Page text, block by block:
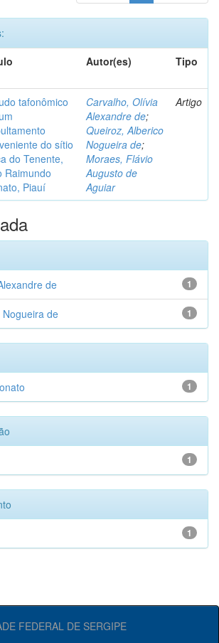
Autor(es) Tipo
tafonômico
do sítio
do Tenente,
Raimundo
Piauí
Carvalho, Olívia
Alexandre de;
Queiroz, Alberico
Nogueira de;
Moraes, Flávio
Augusto de
Aguiar
Artigo
1
de
1
de
1
1
1
FEDERAL DE SERGIPE